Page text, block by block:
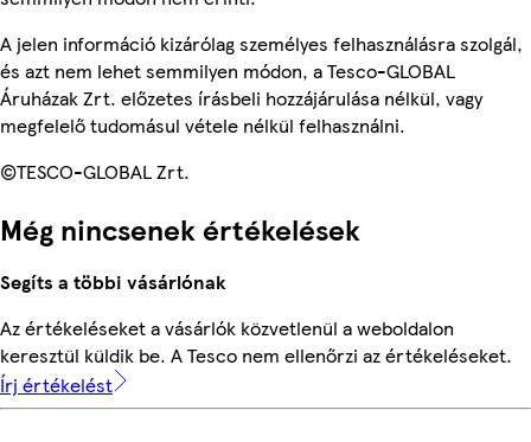
A jelen információ kizárólag személyes felhasználásra szolgál,
és azt nem lehet semmilyen módon, a Tesco-GLOBAL
Áruházak Zrt. előzetes írásbeli hozzájárulása nélkül, vagy
megfelelő tudomásul vétele nélkül felhasználni.
©TESCO-GLOBAL Zrt.
Még nincsenek értékelések
Segíts a többi vásárlónak
Az értékeléseket a vásárlók közvetlenül a weboldalon
keresztül küldik be. A Tesco nem ellenőrzi az értékeléseket.
Írj értékelést